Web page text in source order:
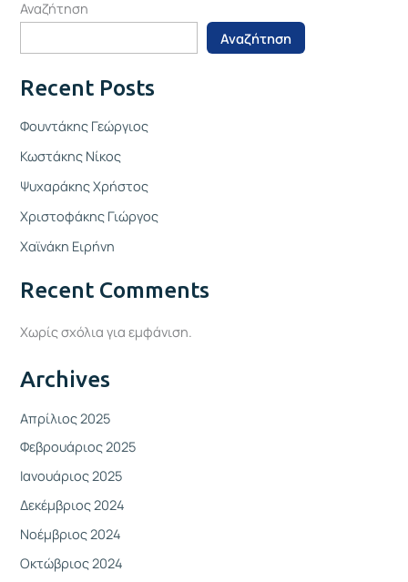
Αναζήτηση
Αναζήτηση
Recent Posts
Φουντάκης Γεώργιος
Κωστάκης Νίκος
Ψυχαράκης Χρήστος
Χριστοφάκης Γιώργος
Χαϊνάκη Ειρήνη
Recent Comments
Χωρίς σχόλια για εμφάνιση.
Archives
Απρίλιος 2025
Φεβρουάριος 2025
Ιανουάριος 2025
Δεκέμβριος 2024
Νοέμβριος 2024
Οκτώβριος 2024